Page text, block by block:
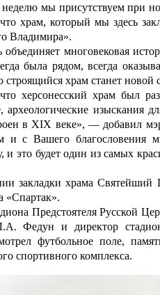
мы присутствуем при
храм, который мы здесь
Владимира».
многовековая
была рядом, всегда
храм станет
херсонесский храм был
археологические изыскания
в XIX веке», — добавил
и с Вашего благословения
и это будет один из самых
закладки храма Святейший
«Спартак».
Предстоятеля Русской
Федун и директор
футбольное поле,
спортивного комплекса.